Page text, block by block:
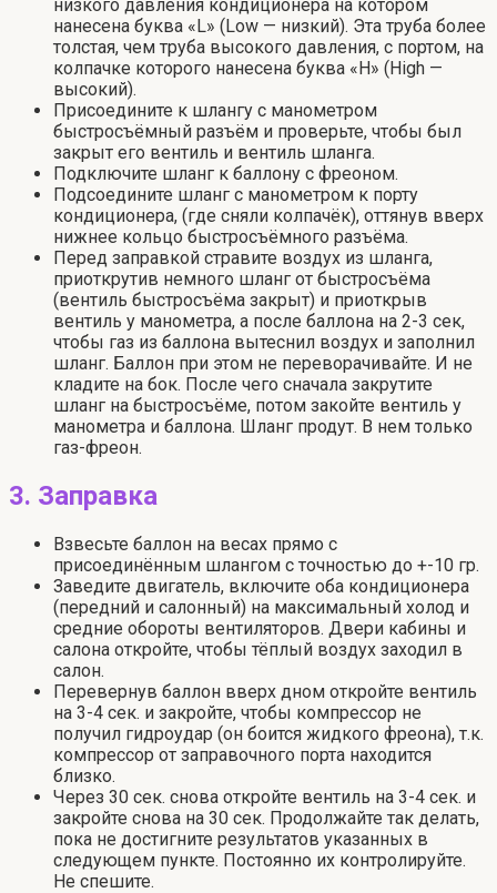
низкого давления кондиционера на котором
нанесена буква «L» (Low — низкий). Эта труба более
толстая, чем труба высокого давления, с портом, на
колпачке которого нанесена буква «Н» (High —
высокий).
Присоедините к шлангу с манометром
быстросъёмный разъём и проверьте, чтобы был
закрыт его вентиль и вентиль шланга.
Подключите шланг к баллону с фреоном.
Подсоедините шланг с манометром к порту
кондиционера, (где сняли колпачёк), оттянув вверх
нижнее кольцо быстросъёмного разъёма.
Перед заправкой стравите воздух из шланга,
приоткрутив немного шланг от быстросъёма
(вентиль быстросъёма закрыт) и приоткрыв
вентиль у манометра, а после баллона на 2-3 сек,
чтобы газ из баллона вытеснил воздух и заполнил
шланг. Баллон при этом не переворачивайте. И не
кладите на бок. После чего сначала закрутите
шланг на быстросъёме, потом закойте вентиль у
манометра и баллона. Шланг продут. В нем только
газ-фреон.
3. Заправка
Взвесьте баллон на весах прямо с
присоединённым шлангом с точностью до +-10 гр.
Заведите двигатель, включите оба кондиционера
(передний и салонный) на максимальный холод и
средние обороты вентиляторов. Двери кабины и
салона откройте, чтобы тёплый воздух заходил в
салон.
Перевернув баллон вверх дном откройте вентиль
на 3-4 сек. и закройте, чтобы компрессор не
получил гидроудар (он боится жидкого фреона), т.к.
компрессор от заправочного порта находится
близко.
Через 30 сек. снова откройте вентиль на 3-4 сек. и
закройте снова на 30 сек. Продолжайте так делать,
пока не достигните результатов указанных в
следующем пункте. Постоянно их контролируйте.
Не спешите.